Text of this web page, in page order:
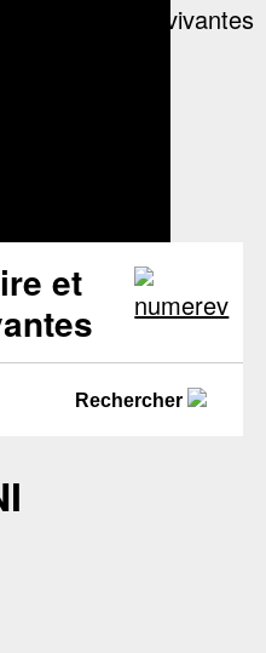
et
Rechercher